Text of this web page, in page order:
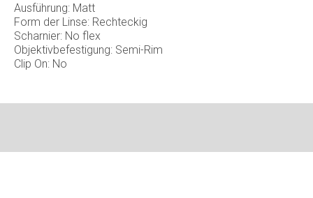
Ausführung: Matt
Form der Linse: Rechteckig
Scharnier: No flex
Objektivbefestigung: Semi-Rim
Clip On: No